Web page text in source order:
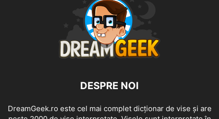
DESPRE NOI
DreamGeek.ro este cel mai complet dicționar de vise și are